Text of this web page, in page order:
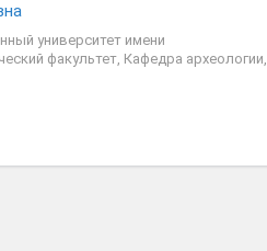
университет имени
факультет, Кафедра археологии,